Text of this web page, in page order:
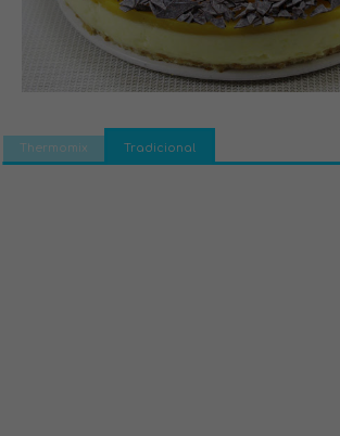
Thermomix Tradicional